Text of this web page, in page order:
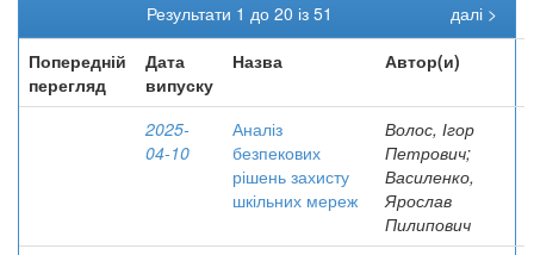
Результати 1 до 20 із 51
далі >
Попередній
перегляд
Дата
випуску
Назва Автор(и)
2025-
04-10
Аналіз
безпекових
рішень захисту
шкільних мереж
Волос, Ігор
Петрович;
Василенко,
Ярослав
Пилипович